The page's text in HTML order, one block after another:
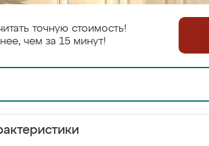
точную стоимость!
чем за 15 минут!